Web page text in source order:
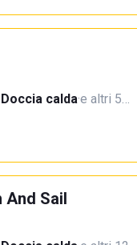
Doccia calda·e altri 5…
And Sail